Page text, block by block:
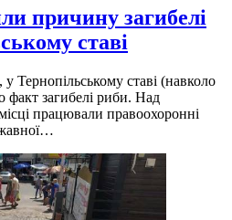
причину загибелі
ставі
Тернопiльському ставi (навколо
факт загибелi риби. Над
працювали правоохороннi